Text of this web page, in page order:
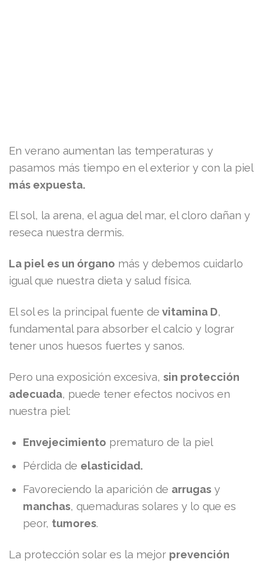
En verano aumentan las temperaturas y
pasamos más tiempo en el exterior y con la piel
más expuesta.
El sol, la arena, el agua del mar, el cloro dañan y
reseca nuestra dermis.
La piel es un órgano más y debemos cuidarlo
igual que nuestra dieta y salud física.
El sol es la principal fuente de vitamina D,
fundamental para absorber el calcio y lograr
tener unos huesos fuertes y sanos.
Pero una exposición excesiva, sin protección
adecuada, puede tener efectos nocivos en
nuestra piel:
Envejecimiento prematuro de la piel
Pérdida de elasticidad.
Favoreciendo la aparición de arrugasy
manchas, quemaduras solares y lo que es
peor, tumores.
La protección solar es la mejor prevención